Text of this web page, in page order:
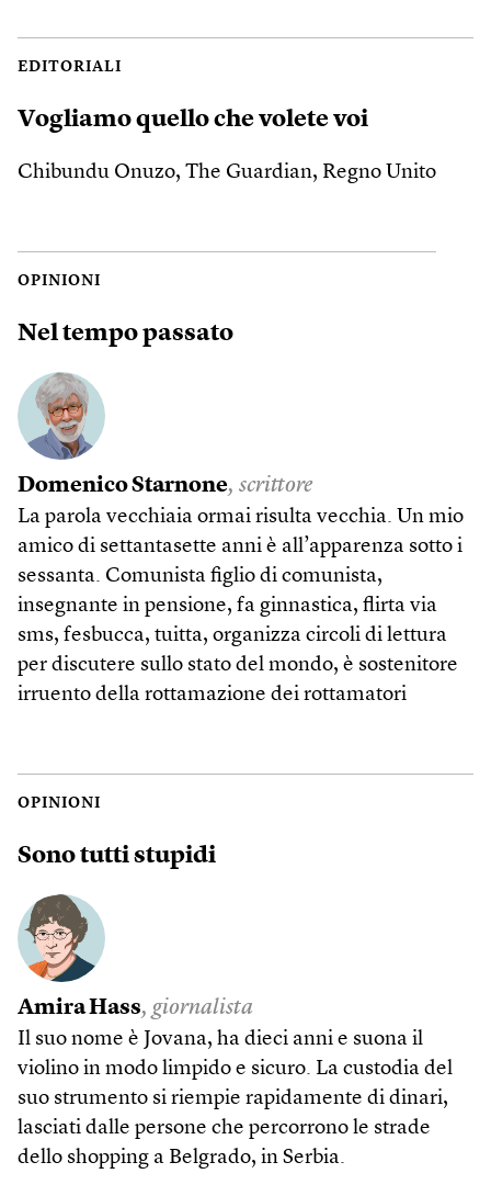
EDITORIALI
Vogliamo quello che volete voi
Chibundu Onuzo, The Guardian, Regno Unito
OPINIONI
Nel tempo passato
Domenico Starnone, scrittore
La parola vecchiaia ormai risulta vecchia. Un mio
amico di settantasette anni è all’apparenza sotto i
sessanta. Comunista figlio di comunista,
insegnante in pensione, fa ginnastica, flirta via
sms, fesbucca, tuitta, organizza circoli di lettura
per discutere sullo stato del mondo, è sostenitore
irruento della rottamazione dei rottamatori
OPINIONI
Sono tutti stupidi
Amira Hass, giornalista
Il suo nome è Jovana, ha dieci anni e suona il
violino in modo limpido e sicuro. La custodia del
suo strumento si riempie rapidamente di dinari,
lasciati dalle persone che percorrono le strade
dello shopping a Belgrado, in Serbia.